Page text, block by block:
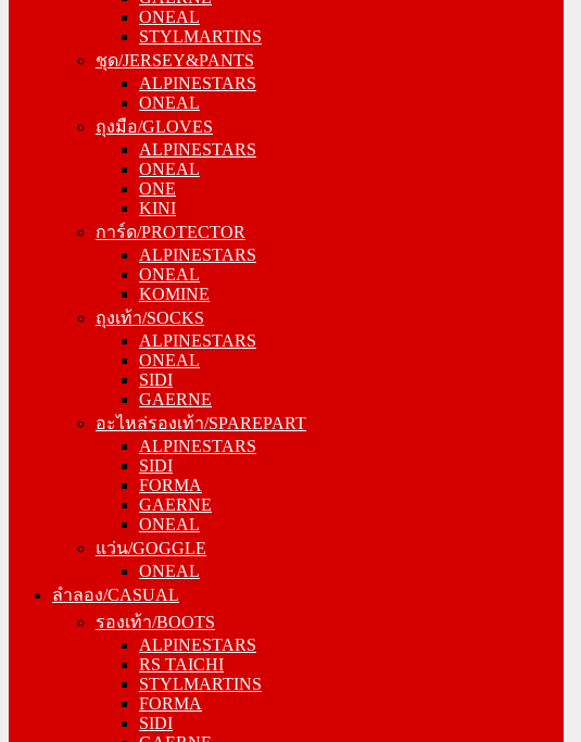
ONEAL
STYLMARTINS
ชุด/JERSEY&PANTS
ALPINESTARS
ONEAL
ถุงมือ/GLOVES
ALPINESTARS
ONEAL
ONE
KINI
การ์ด/PROTECTOR
ALPINESTARS
ONEAL
KOMINE
ถุงเท้า/SOCKS
ALPINESTARS
ONEAL
SIDI
GAERNE
อะไหล่รองเท้า/SPAREPART
ALPINESTARS
SIDI
FORMA
GAERNE
ONEAL
แว่น/GOGGLE
ONEAL
ลำลอง/CASUAL
รองเท้า/BOOTS
ALPINESTARS
RS TAICHI
STYLMARTINS
FORMA
SIDI
STYLMARTINS
ชุด/JERSEY&PANTS
ALPINESTARS
ONEAL
ถุงมือ/GLOVES
ALPINESTARS
ONEAL
ONE
KINI
การ์ด/PROTECTOR
ALPINESTARS
ONEAL
KOMINE
ถุงเท้า/SOCKS
ALPINESTARS
ONEAL
SIDI
GAERNE
อะไหล่รองเท้า/SPAREPART
ALPINESTARS
SIDI
FORMA
GAERNE
ONEAL
แว่น/GOGGLE
ONEAL
ลำลอง/CASUAL
รองเท้า/BOOTS
ALPINESTARS
RS TAICHI
STYLMARTINS
FORMA
SIDI
GAERNE